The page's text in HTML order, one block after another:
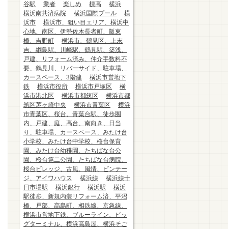
谷駅
業者 楽しめ 標高
横浜
横浜南共済病院
横浜国際プール
横
浜市
横浜市、狙い目エリア、横浜中
心地、南区、伊勢佐木長者町、阪東
橋、吉野町
横浜市、鶴見区、上末
吉、綱島駅、川崎駅、鶴見駅、築浅、
戸建、リフォーム済み、仲介手数料不
要、鶴見川、リバーサイド、駐車場、
カースペース、3階建
横浜市営地下
鉄
横浜市役所 横浜市戸塚区
横
浜市港北区
横浜市都筑区
横浜市都
筑区茅ヶ崎中央
横浜市青葉区
横浜
市青葉区、桜台、青葉台駅、徒歩圏
内、戸建、庭、高台、南向き、日当
り、駐車場、カースペース、みたけ台
小学校、みたけ台中学校、桜台保育
園、みたけ台幼稚園、たちばな台公
園、桜台第二公園、たちばな台病院、
桜台ビレッジ、古風、風情、ビンテー
ジ、アイワハウス
横浜線
横浜線十
日市場駅
横浜銀行 横浜駅
横浜
駅徒歩、新規内装リフォーム済、平沼
橋、戸部、高島町、相鉄線、京急線、
横浜市営地下鉄、ブルーライン、ビッ
グターミナル、横浜高島屋、横浜そご